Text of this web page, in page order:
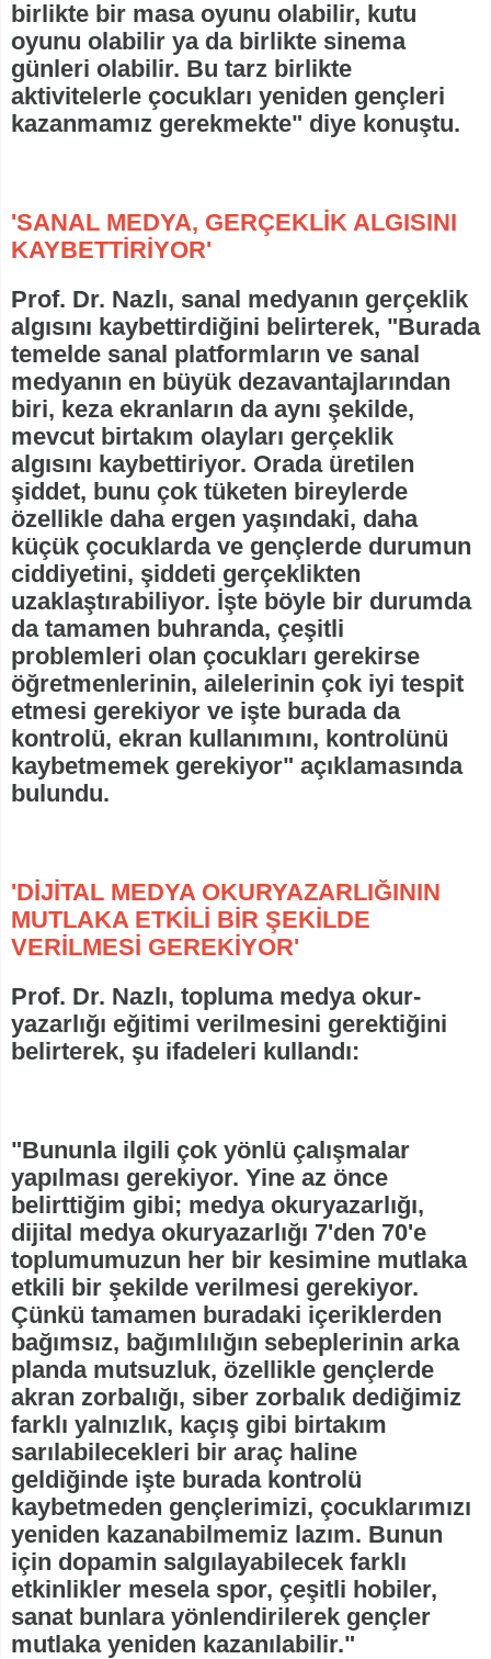
birlikte bir masa oyunu olabilir, kutu
oyunu olabilir ya da birlikte sinema
günleri olabilir. Bu tarz birlikte
aktivitelerle çocukları yeniden gençleri
kazanmamız gerekmekte" diye konuştu.
'SANAL MEDYA, GERÇEKLİK ALGISINI
KAYBETTİRİYOR'
Prof. Dr. Nazlı, sanal medyanın gerçeklik
algısını kaybettirdiğini belirterek, "Burada
temelde sanal platformların ve sanal
medyanın en büyük dezavantajlarından
biri, keza ekranların da aynı şekilde,
mevcut birtakım olayları gerçeklik
algısını kaybettiriyor. Orada üretilen
şiddet, bunu çok tüketen bireylerde
özellikle daha ergen yaşındaki, daha
küçük çocuklarda ve gençlerde durumun
ciddiyetini, şiddeti gerçeklikten
uzaklaştırabiliyor. İşte böyle bir durumda
da tamamen buhranda, çeşitli
problemleri olan çocukları gerekirse
öğretmenlerinin, ailelerinin çok iyi tespit
etmesi gerekiyor ve işte burada da
kontrolü, ekran kullanımını, kontrolünü
kaybetmemek gerekiyor" açıklamasında
bulundu.
'DİJİTAL MEDYA OKURYAZARLIĞININ
MUTLAKA ETKİLİ BİR ŞEKİLDE
VERİLMESİ GEREKİYOR'
Prof. Dr. Nazlı, topluma medya okur-
yazarlığı eğitimi verilmesini gerektiğini
belirterek, şu ifadeleri kullandı:
"Bununla ilgili çok yönlü çalışmalar
yapılması gerekiyor. Yine az önce
belirttiğim gibi; medya okuryazarlığı,
dijital medya okuryazarlığı 7'den 70'e
toplumumuzun her bir kesimine mutlaka
etkili bir şekilde verilmesi gerekiyor.
Çünkü tamamen buradaki içeriklerden
bağımsız, bağımlılığın sebeplerinin arka
planda mutsuzluk, özellikle gençlerde
akran zorbalığı, siber zorbalık dediğimiz
farklı yalnızlık, kaçış gibi birtakım
sarılabilecekleri bir araç haline
geldiğinde işte burada kontrolü
kaybetmeden gençlerimizi, çocuklarımızı
yeniden kazanabilmemiz lazım. Bunun
için dopamin salgılayabilecek farklı
etkinlikler mesela spor, çeşitli hobiler,
sanat bunlara yönlendirilerek gençler
mutlaka yeniden kazanılabilir."